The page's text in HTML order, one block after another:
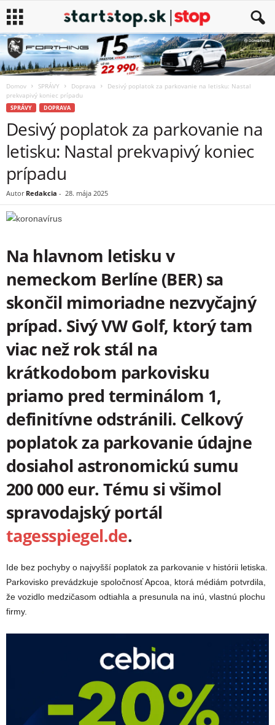
Domov SPRÁVY Doprava
Desivý poplatok za parkovanie na letisku: Nastal
prekvapivý koniec prípadu
SPRÁVY DOPRAVA
Desivý poplatok za parkovanie na
letisku: Nastal prekvapivý koniec
prípadu
Autor Redakcia - 28. mája 2025
Na hlavnom letisku v
nemeckom Berlíne (BER) sa
skončil mimoriadne nezvyčajný
prípad. Sivý VW Golf, ktorý tam
viac než rok stál na
krátkodobom parkovisku
priamo pred terminálom 1,
definitívne odstránili. Celkový
poplatok za parkovanie údajne
dosiahol astronomickú sumu
200 000 eur. Tému si všimol
spravodajský portál
tagesspiegel.de.
Ide bez pochyby o najvyšší poplatok za parkovanie v histórii letiska.
Parkovisko prevádzkuje spoločnosť Apcoa, ktorá médiám potvrdila,
že vozidlo medzičasom odtiahla a presunula na inú, vlastnú plochu
firmy.